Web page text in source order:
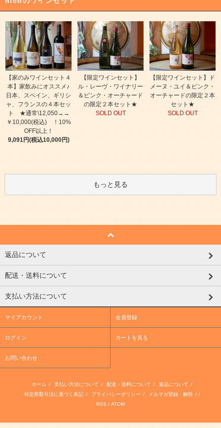
【家のみワインセット４
本】家飲みにオススメ♪
日本、スペイン、ギリシ
ャ、フランスの４本セッ
ト ★通常\12,050→→
￥10,000(税込) ！10%
OFF以上！
9,091円(税込10,000円)
【限定ワインセット】
ル・レーヴ・ワイナリー
＆ピンク・オーチャード
の限定２本セット★
SOLD OUT
【限定ワインセット】ド
メーヌ・ユイ＆ピンク・
オーチャードの限定２本
セット★
SOLD OUT
もっと見る
返品について
配送・送料について
支払い方法について
マイアカウント 会員登録
ログイン カートを見る
お問い合わせ
ホーム / 支払い方法について / 配送・送料について / 返品について /
特定商取引法に基づく表記 / プライバシーポリシー / メルマガ登録・解除 / /
RSS / ATOM